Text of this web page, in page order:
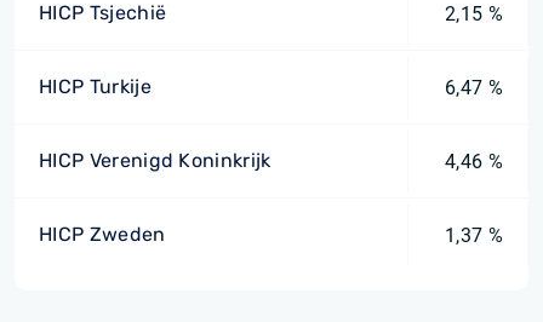
HICP Tsjechië 2,15 %
HICP Turkije 6,47 %
HICP Verenigd Koninkrijk 4,46 %
HICP Zweden 1,37 %